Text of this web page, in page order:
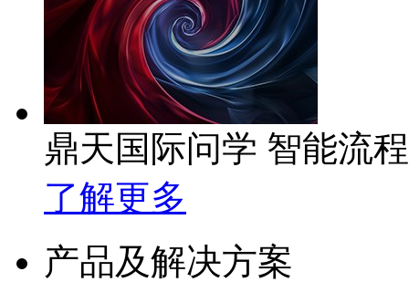
鼎天国际问学 智能流
了解更多
产品及解决方案